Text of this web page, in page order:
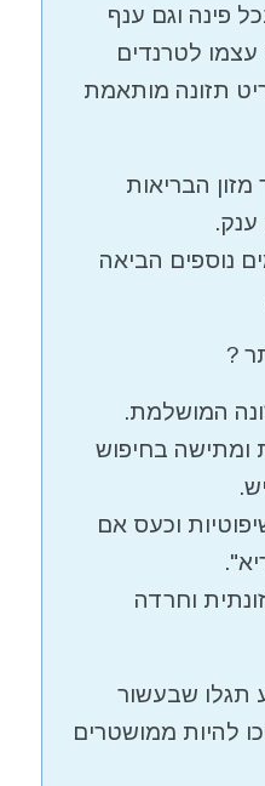
פינה וגם ענף
לטרנדים
תזונה מותאמת
מזון הבריאות
נוספים הביאה
?
המושלמת.
בחיפוש
וכעס אם
וחרדה
תגלו שבעשור
להיות ממושטרים